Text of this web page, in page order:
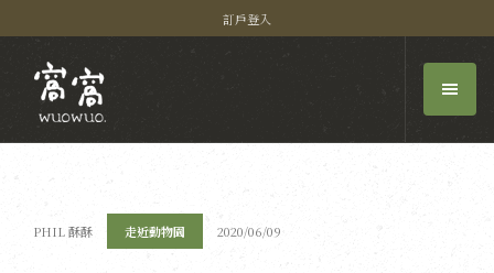
訂戶登入
PHIL 酥酥 走近動物園 2020/06/09